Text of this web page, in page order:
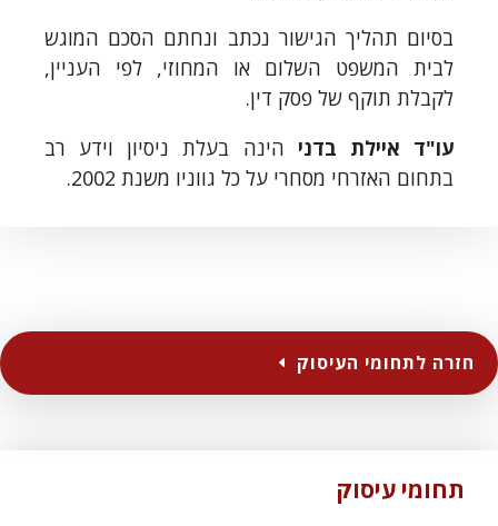
תחומי עיסוק
בסיום תהליך הגישור נכתב ונחתם הסכם המוגש
לבית המשפט השלום או המחוזי, לפי העניין,
לקבלת תוקף של פסק דין.
עו"ד איילת בדני הינה בעלת ניסיון וידע רב
בתחום האזרחי מסחרי על כל גווניו משנת 2002.
חזרה לתחומי העיסוק